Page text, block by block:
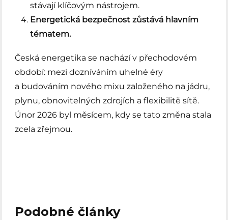
stávají klíčovým nástrojem.
Energetická bezpečnost zůstává hlavním
tématem.
Česká energetika se nachází v přechodovém
období: mezi dozníváním uhelné éry
a budováním nového mixu založeného na jádru,
plynu, obnovitelných zdrojích a flexibilitě sítě.
Únor 2026 byl měsícem, kdy se tato změna stala
zcela zřejmou.
Podobné články